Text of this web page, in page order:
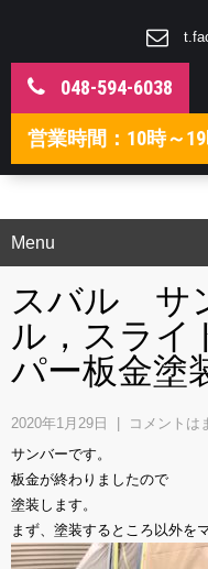
048-594-6038
営業時間：10時～
Menu
スバル サ
ル，スライ
パー板金
2020年1月29日
コメントは
サンバーです。
板金が終わりましたので
塗装します。
まず、塗装するところ以外を